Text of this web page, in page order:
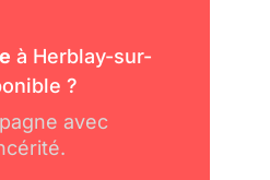
à Herblay-sur-
?
avec